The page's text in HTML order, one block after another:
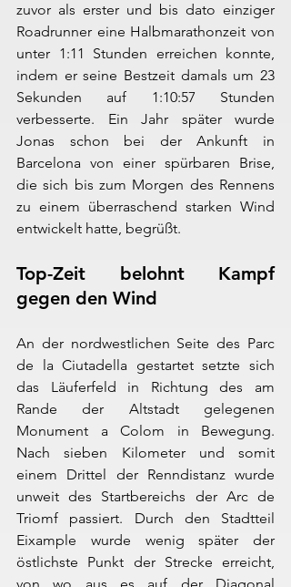
zuvor als erster und bis dato einziger
Roadrunner eine Halbmarathonzeit von
unter 1:11 Stunden erreichen konnte,
indem er seine Bestzeit damals um 23
Sekunden auf 1:10:57 Stunden
verbesserte. Ein Jahr später wurde
Jonas schon bei der Ankunft in
Barcelona von einer spürbaren Brise,
die sich bis zum Morgen des Rennens
zu einem überraschend starken Wind
entwickelt hatte, begrüßt.
Top-Zeit belohnt Kampf
gegen den Wind
An der nordwestlichen Seite des Parc
de la Ciutadella gestartet setzte sich
das Läuferfeld in Richtung des am
Rande der Altstadt gelegenen
Monument a Colom in Bewegung.
Nach sieben Kilometer und somit
einem Drittel der Renndistanz wurde
unweit des Startbereichs der Arc de
Triomf passiert. Durch den Stadtteil
Eixample wurde wenig später der
östlichste Punkt der Strecke erreicht,